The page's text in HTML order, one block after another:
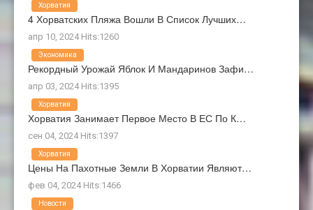
4 Хорватских Пляжа Вошли В Список Лучших…
апр 10, 2024 Hits:1260
Хорватия
Рекордный Урожай Яблок И Мандаринов Зафи…
апр 03, 2024 Hits:1395
Экономика
Хорватия Занимает Первое Место В ЕС По К…
сен 04, 2024 Hits:1397
Хорватия
Цены На Пахотные Земли В Хорватии Являют…
фев 04, 2024 Hits:1466
Хорватия
Новости